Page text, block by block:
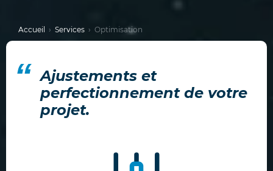
Accueil Services Optimisation
Ajustements et
perfectionnement de votre
projet.